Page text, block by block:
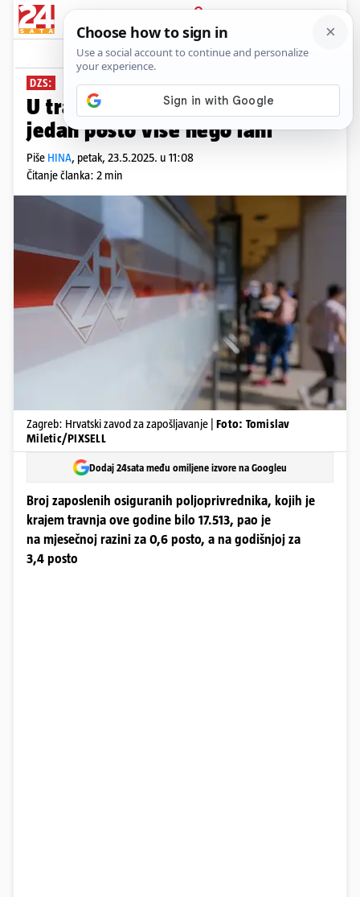
PRIJAVA
News Komentari
DZS:
U travnju 1,7 mil. zaposlenih,
jedan posto više nego lani
Piše HINA, petak, 23.5.2025. u 11:08
Čitanje članka: 2 min
Zagreb: Hrvatski zavod za zapošljavanje | Foto: Tomislav
Miletic/PIXSELL
Dodaj 24sata među omiljene izvore na Googleu
Broj zaposlenih osiguranih poljoprivrednika, kojih je
krajem travnja ove godine bilo 17.513, pao je
na mjesečnoj razini za 0,6 posto, a na godišnjoj za
3,4 posto